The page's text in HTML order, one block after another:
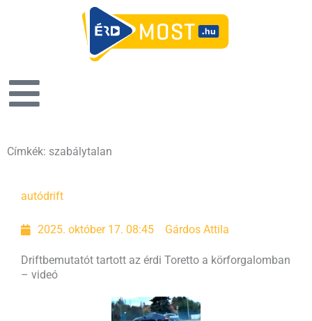
Címkék: szabálytalan
autódrift
2025. október 17. 08:45 Gárdos Attila
Driftbemutatót tartott az érdi Toretto a körforgalomban
– videó